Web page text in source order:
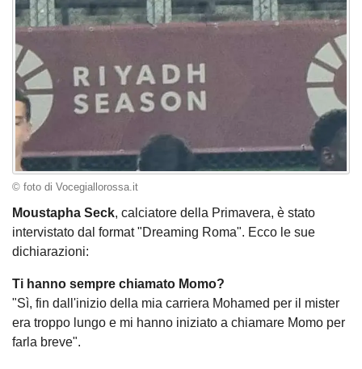
© foto di Vocegiallorossa.it
Moustapha Seck, calciatore della Primavera, è stato
intervistato dal format "Dreaming Roma". Ecco le sue
dichiarazioni:
Ti hanno sempre chiamato Momo?
"Sì, fin dall'inizio della mia carriera Mohamed per il mister
era troppo lungo e mi hanno iniziato a chiamare Momo per
farla breve".